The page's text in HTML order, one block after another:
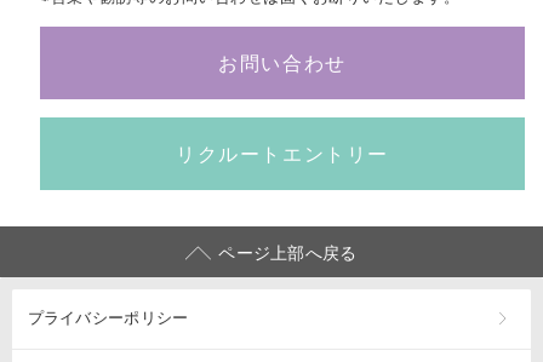
お問い合わせ
リクルートエントリー
ページ上部へ戻る
プライバシーポリシー